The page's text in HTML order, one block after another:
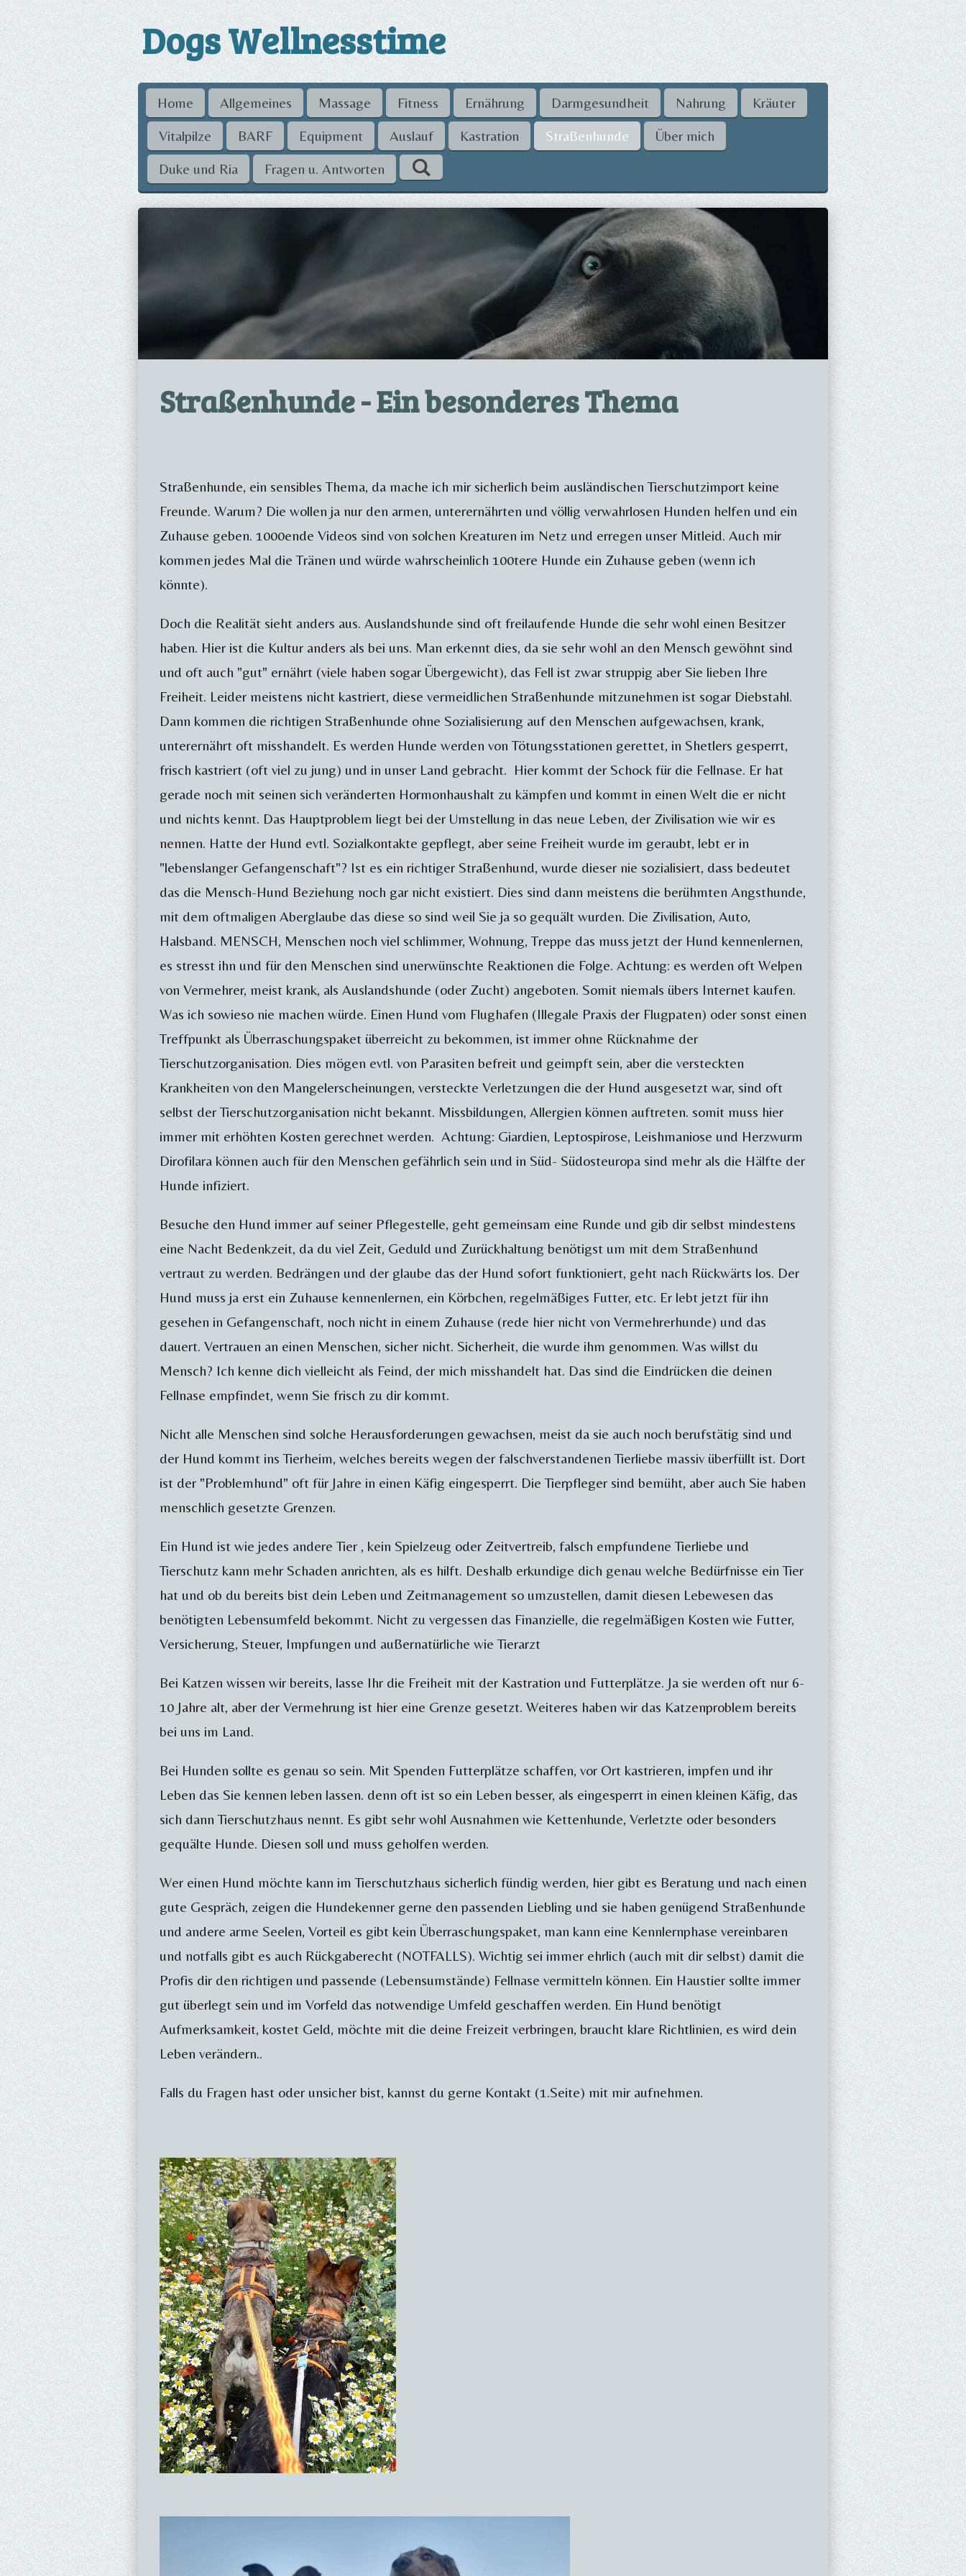
Dogs Wellnesstime
Home Allgemeines Massage Fitness Ernährung Darmgesundheit Nahrung
Kräuter
Vitalpilze
BARF Equipment Auslauf Kastration Straßenhunde
Über mich
Duke und Ria
Fragen u. Antworten
Straßenhunde - Ein besonderes Thema
Straßenhunde, ein sensibles Thema, da mache ich mir sicherlich beim ausländischen Tierschutzimport keine
Freunde. Warum? Die wollen ja nur den armen, unterernährten und völlig verwahrlosen Hunden helfen und ein
Zuhause geben. 1000ende Videos sind von solchen Kreaturen im Netz und erregen unser Mitleid. Auch mir
kommen jedes Mal die Tränen und würde wahrscheinlich 100tere Hunde ein Zuhause geben (wenn ich
könnte).
Doch die Realität sieht anders aus. Auslandshunde sind oft freilaufende Hunde die sehr wohl einen Besitzer
haben. Hier ist die Kultur anders als bei uns. Man erkennt dies, da sie sehr wohl an den Mensch gewöhnt sind
und oft auch "gut" ernährt (viele haben sogar Übergewicht), das Fell ist zwar struppig aber Sie lieben Ihre
Freiheit. Leider meistens nicht kastriert, diese vermeidlichen Straßenhunde mitzunehmen ist sogar Diebstahl.
Dann kommen die richtigen Straßenhunde ohne Sozialisierung auf den Menschen aufgewachsen, krank,
unterernährt oft misshandelt. Es werden Hunde werden von Tötungsstationen gerettet, in Shetlers gesperrt,
frisch kastriert (oft viel zu jung) und in unser Land gebracht. Hier kommt der Schock für die Fellnase. Er hat
gerade noch mit seinen sich veränderten Hormonhaushalt zu kämpfen und kommt in einen Welt die er nicht
und nichts kennt. Das Hauptproblem liegt bei der Umstellung in das neue Leben, der Zivilisation wie wir es
nennen. Hatte der Hund evtl. Sozialkontakte gepflegt, aber seine Freiheit wurde im geraubt, lebt er in
"lebenslanger Gefangenschaft"? Ist es ein richtiger Straßenhund, wurde dieser nie sozialisiert, dass bedeutet
das die Mensch-Hund Beziehung noch gar nicht existiert. Dies sind dann meistens die berühmten Angsthunde,
mit dem oftmaligen Aberglaube das diese so sind weil Sie ja so gequält wurden. Die Zivilisation, Auto,
Halsband. MENSCH, Menschen noch viel schlimmer, Wohnung, Treppe das muss jetzt der Hund kennenlernen,
es stresst ihn und für den Menschen sind unerwünschte Reaktionen die Folge. Achtung: es werden oft Welpen
von Vermehrer, meist krank, als Auslandshunde (oder Zucht) angeboten. Somit niemals übers Internet kaufen.
Was ich sowieso nie machen würde. Einen Hund vom Flughafen (Illegale Praxis der Flugpaten) oder sonst einen
Treffpunkt als Überraschungspaket überreicht zu bekommen, ist immer ohne Rücknahme der
Tierschutzorganisation. Dies mögen evtl. von Parasiten befreit und geimpft sein, aber die versteckten
Krankheiten von den Mangelerscheinungen, versteckte Verletzungen die der Hund ausgesetzt war, sind oft
selbst der Tierschutzorganisation nicht bekannt. Missbildungen, Allergien können auftreten. somit muss hier
immer mit erhöhten Kosten gerechnet werden. Achtung: Giardien, Leptospirose, Leishmaniose und Herzwurm
Dirofilara können auch für den Menschen gefährlich sein und in Süd- Südosteuropa sind mehr als die Hälfte der
Hunde infiziert.
Besuche den Hund immer auf seiner Pflegestelle, geht gemeinsam eine Runde und gib dir selbst mindestens
eine Nacht Bedenkzeit, da du viel Zeit, Geduld und Zurückhaltung benötigst um mit dem Straßenhund
vertraut zu werden. Bedrängen und der glaube das der Hund sofort funktioniert, geht nach Rückwärts los. Der
Hund muss ja erst ein Zuhause kennenlernen, ein Körbchen, regelmäßiges Futter, etc. Er lebt jetzt für ihn
gesehen in Gefangenschaft, noch nicht in einem Zuhause (rede hier nicht von Vermehrerhunde) und das
dauert. Vertrauen an einen Menschen, sicher nicht. Sicherheit, die wurde ihm genommen. Was willst du
Mensch? Ich kenne dich vielleicht als Feind, der mich misshandelt hat. Das sind die Eindrücken die deinen
Fellnase empfindet, wenn Sie frisch zu dir kommt.
Nicht alle Menschen sind solche Herausforderungen gewachsen, meist da sie auch noch berufstätig sind und
der Hund kommt ins Tierheim, welches bereits wegen der falschverstandenen Tierliebe massiv überfüllt ist. Dort
ist der "Problemhund" oft für Jahre in einen Käfig eingesperrt. Die Tierpfleger sind bemüht, aber auch Sie haben
menschlich gesetzte Grenzen.
Ein Hund ist wie jedes andere Tier , kein Spielzeug oder Zeitvertreib, falsch empfundene Tierliebe und
Tierschutz kann mehr Schaden anrichten, als es hilft. Deshalb erkundige dich genau welche Bedürfnisse ein Tier
hat und ob du bereits bist dein Leben und Zeitmanagement so umzustellen, damit diesen Lebewesen das
benötigten Lebensumfeld bekommt. Nicht zu vergessen das Finanzielle, die regelmäßigen Kosten wie Futter,
Versicherung, Steuer, Impfungen und außernatürliche wie Tierarzt
Bei Katzen wissen wir bereits, lasse Ihr die Freiheit mit der Kastration und Futterplätze. Ja sie werden oft nur 6-
10 Jahre alt, aber der Vermehrung ist hier eine Grenze gesetzt. Weiteres haben wir das Katzenproblem bereits
bei uns im Land.
Bei Hunden sollte es genau so sein. Mit Spenden Futterplätze schaffen, vor Ort kastrieren, impfen und ihr
Leben das Sie kennen leben lassen. denn oft ist so ein Leben besser, als eingesperrt in einen kleinen Käfig, das
sich dann Tierschutzhaus nennt. Es gibt sehr wohl Ausnahmen wie Kettenhunde, Verletzte oder besonders
gequälte Hunde. Diesen soll und muss geholfen werden.
Wer einen Hund möchte kann im Tierschutzhaus sicherlich fündig werden, hier gibt es Beratung und nach einen
gute Gespräch, zeigen die Hundekenner gerne den passenden Liebling und sie haben genügend Straßenhunde
und andere arme Seelen, Vorteil es gibt kein Überraschungspaket, man kann eine Kennlernphase vereinbaren
und notfalls gibt es auch Rückgaberecht (NOTFALLS). Wichtig sei immer ehrlich (auch mit dir selbst) damit die
Profis dir den richtigen und passende (Lebensumstände) Fellnase vermitteln können. Ein Haustier sollte immer
gut überlegt sein und im Vorfeld das notwendige Umfeld geschaffen werden. Ein Hund benötigt
Aufmerksamkeit, kostet Geld, möchte mit die deine Freizeit verbringen, braucht klare Richtlinien, es wird dein
Leben verändern..
Falls du Fragen hast oder unsicher bist, kannst du gerne Kontakt (1.Seite) mit mir aufnehmen.